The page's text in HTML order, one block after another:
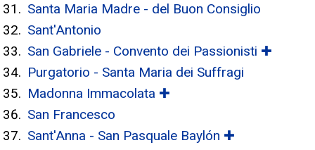
Santa Maria Madre - del Buon Consiglio
Sant'Antonio
San Gabriele - Convento dei Passionisti ✚
Purgatorio - Santa Maria dei Suffragi
Madonna Immacolata ✚
San Francesco
Sant'Anna - San Pasquale Baylón ✚